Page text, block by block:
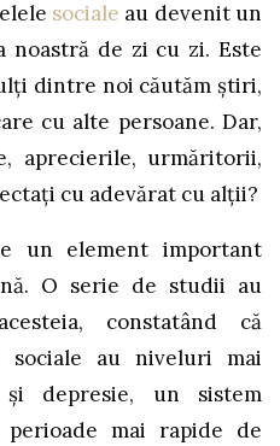
sociale au devenit un
de zi cu zi. Este
dintre noi căutăm știri,
cu alte persoane. Dar,
aprecierile, urmăritorii,
cu adevărat cu alții?
un element important
O serie de studii au
constatând că
sociale au niveluri mai
depresie, un sistem
mai rapide de